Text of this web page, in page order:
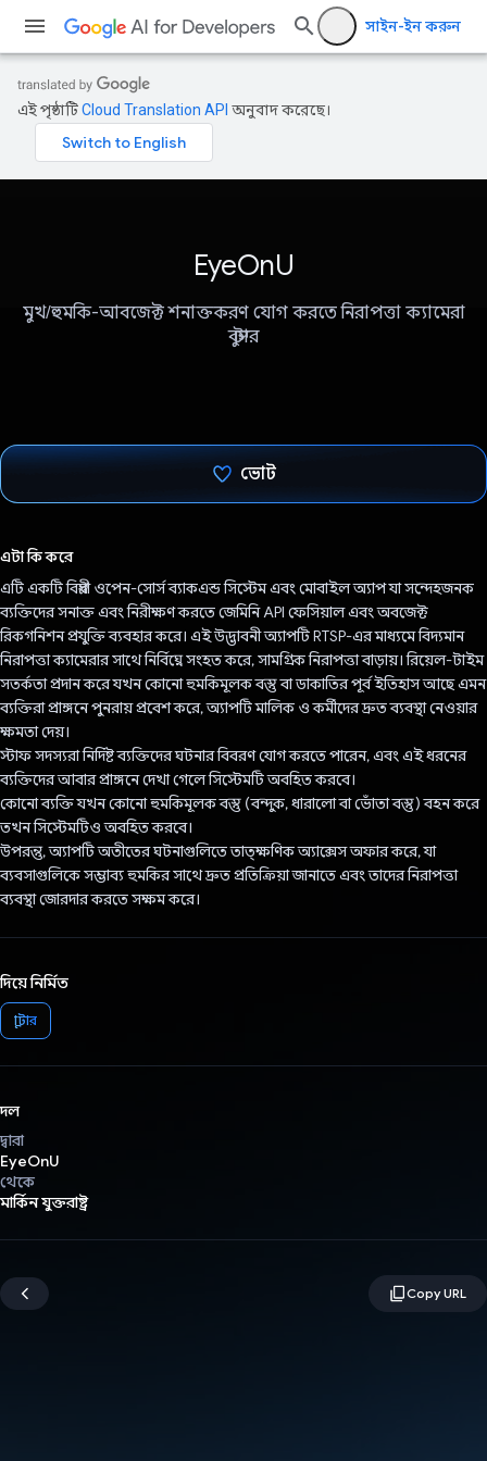
সাইন-ইন করুন
এই পৃষ্ঠাটিCloud Translation API অনুবাদ করেছে।
EyeOnU
মুখ/হুমকি-আবজেক্ট শনাক্তকরণ যোগ করতে নিরাপত্তা ক্যামেরা
বুস্টার
ভোট
এটা কি করে
এটি একটি বিপ্লবী ওপেন-সোর্স ব্যাকএন্ড সিস্টেম এবং মোবাইল অ্যাপ যা সন্দেহজনক
ব্যক্তিদের সনাক্ত এবং নিরীক্ষণ করতে জেমিনি API ফেসিয়াল এবং অবজেক্ট
রিকগনিশন প্রযুক্তি ব্যবহার করে। এই উদ্ভাবনী অ্যাপটি RTSP-এর মাধ্যমে বিদ্যমান
নিরাপত্তা ক্যামেরার সাথে নির্বিঘ্নে সংহত করে, সামগ্রিক নিরাপত্তা বাড়ায়। রিয়েল-টাইম
সতর্কতা প্রদান করে যখন কোনো হুমকিমূলক বস্তু বা ডাকাতির পূর্ব ইতিহাস আছে এমন
ব্যক্তিরা প্রাঙ্গনে পুনরায় প্রবেশ করে, অ্যাপটি মালিক ও কর্মীদের দ্রুত ব্যবস্থা নেওয়ার
ক্ষমতা দেয়।
স্টাফ সদস্যরা নির্দিষ্ট ব্যক্তিদের ঘটনার বিবরণ যোগ করতে পারেন, এবং এই ধরনের
ব্যক্তিদের আবার প্রাঙ্গনে দেখা গেলে সিস্টেমটি অবহিত করবে।
কোনো ব্যক্তি যখন কোনো হুমকিমূলক বস্তু (বন্দুক, ধারালো বা ভোঁতা বস্তু) বহন করে
তখন সিস্টেমটিও অবহিত করবে।
উপরন্তু, অ্যাপটি অতীতের ঘটনাগুলিতে তাত্ক্ষণিক অ্যাক্সেস অফার করে, যা
ব্যবসাগুলিকে সম্ভাব্য হুমকির সাথে দ্রুত প্রতিক্রিয়া জানাতে এবং তাদের নিরাপত্তা
ব্যবস্থা জোরদার করতে সক্ষম করে।
দিয়ে নির্মিত
ফ্লাটার
দল
দ্বারা
EyeOnU
থেকে
মার্কিন যুক্তরাষ্ট্র